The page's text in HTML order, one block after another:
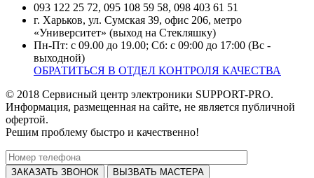
093 122 25 72, 095 108 59 58, 098 403 61 51
г. Харьков, ул. Сумская 39, офис 206, метро
«Университет» (выход на Стекляшку)
Пн-Пт: с 09.00 до 19.00; Сб: с 09:00 до 17:00 (Вс -
выходной)
ОБРАТИТЬСЯ В ОТДЕЛ КОНТРОЛЯ КАЧЕСТВА
© 2018 Сервисный центр электроники SUPPORT-PRO.
Информация, размещенная на сайте, не является публичной
офертой.
Решим проблему быстро и качественно!
ВЫЗВАТЬ МАСТЕРА